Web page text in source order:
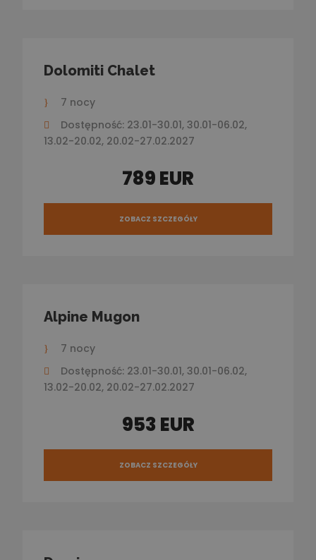
Dolomiti Chalet
7 nocy
Dostępność: 23.01-30.01, 30.01-06.02,
13.02-20.02, 20.02-27.02.2027
789 EUR
ZOBACZ SZCZEGÓŁY
Alpine Mugon
7 nocy
Dostępność: 23.01-30.01, 30.01-06.02,
13.02-20.02, 20.02-27.02.2027
953 EUR
ZOBACZ SZCZEGÓŁY